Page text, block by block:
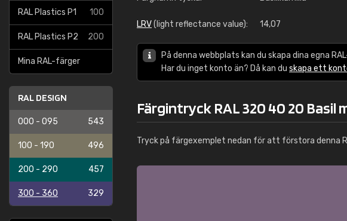
RAL Plastics P1 100
RAL Plastics P2 200
Mina RAL-färger
RAL DESIGN
000 - 095 543
100 - 190 496
200 - 290 457
300 - 360 329
LRV(light reflectance value): 14,07
På denna webbplats kan du skapa dina egna
Har du inget konto än? Då kan du skapa ett
Färgintryck RAL 320 40 20 Basil
Tryck på färgexemplet nedan för att förstora denna